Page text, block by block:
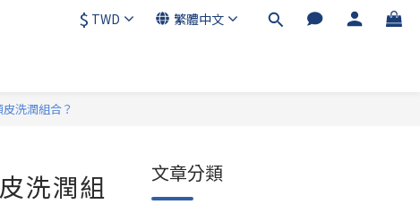
$ TWD 繁體中文
洗潤組合？
洗潤組
文章分類